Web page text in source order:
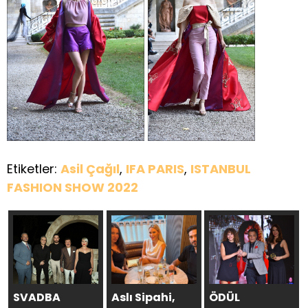
Etiketler: Asil Çağıl, IFA PARIS, ISTANBUL
FASHION SHOW 2022
SVADBA
Aslı Sipahi,
ÖDÜL